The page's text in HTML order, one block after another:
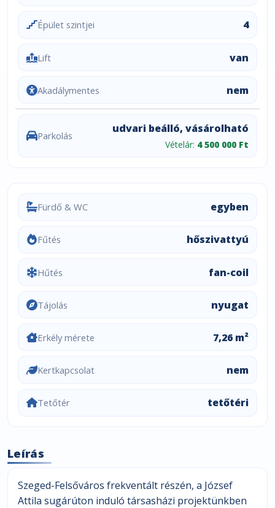
Épület szintjei 4
Lift van
Akadálymentes nem
Parkolás
udvari beálló, vásárolható
Vételár: 4 500 000 Ft
Fürdő & WC egyben
Fűtés hőszivattyú
Hűtés fan-coil
Tájolás nyugat
Erkély mérete 7,26 m²
Kertkapcsolat nem
Tetőtér tetőtéri
Leírás
Szeged-Felsőváros frekventált részén, a József
Attila sugárúton induló társasházi projektünkben